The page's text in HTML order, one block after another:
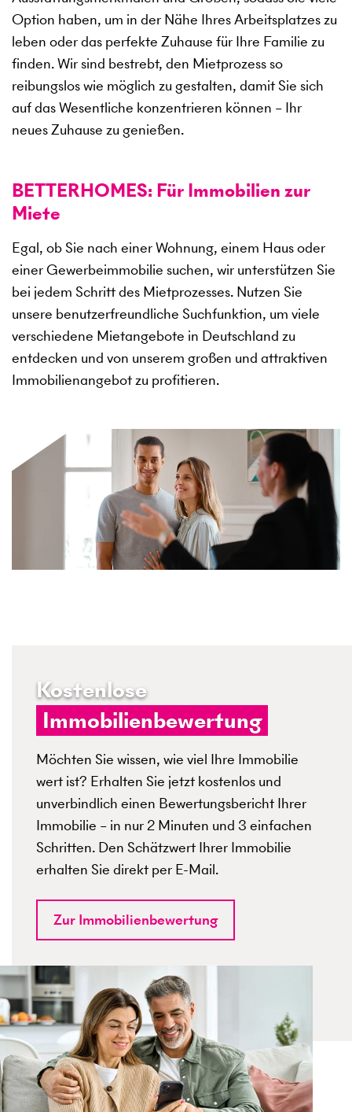
Option haben, um in der Nähe Ihres Arbeitsplatzes zu
leben oder das perfekte Zuhause für Ihre Familie zu
finden. Wir sind bestrebt, den Mietprozess so
reibungslos wie möglich zu gestalten, damit Sie sich
auf das Wesentliche konzentrieren können – Ihr
neues Zuhause zu genießen.
BETTERHOMES: Für Immobilien zur
Miete
Egal, ob Sie nach einer Wohnung, einem Haus oder
einer Gewerbeimmobilie suchen, wir unterstützen Sie
bei jedem Schritt des Mietprozesses. Nutzen Sie
unsere benutzerfreundliche Suchfunktion, um viele
verschiedene Mietangebote in Deutschland zu
entdecken und von unserem großen und attraktiven
Immobilienangebot zu profitieren.
Kostenlose
Immobilienbewertung
Möchten Sie wissen, wie viel Ihre Immobilie
wert ist? Erhalten Sie jetzt kostenlos und
unverbindlich einen Bewertungsbericht Ihrer
Immobilie – in nur 2 Minuten und 3 einfachen
Schritten. Den Schätzwert Ihrer Immobilie
erhalten Sie direkt per E-Mail.
Zur Immobilienbewertung